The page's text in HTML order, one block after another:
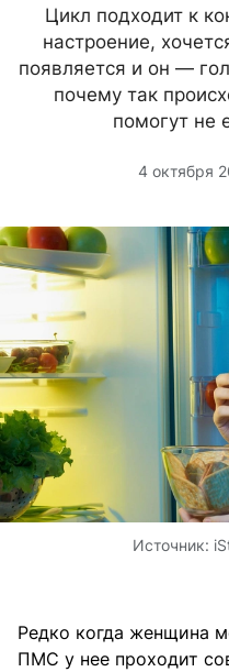
Цикл подходит к
настроение,
появляется и он —
почему так
помогут не
4 октября
Источник:
Редко когда женщина
ПМС у нее проходит